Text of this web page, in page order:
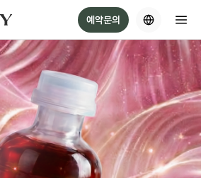
예약문의